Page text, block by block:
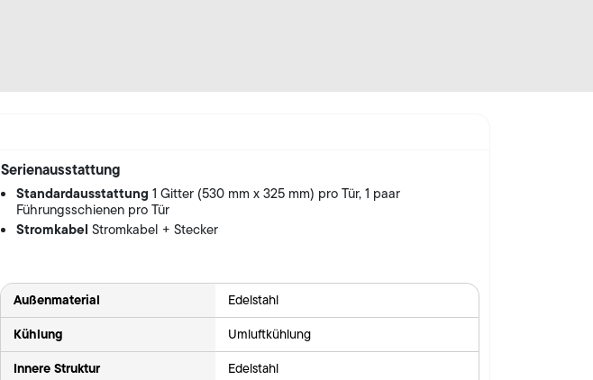
Serienausstattung
Standardausstattung1 Gitter (530 mm x 325 mm) pro Tür, 1 paar
Führungsschienen pro Tür
StromkabelStromkabel + Stecker
Außenmaterial Edelstahl
Kühlung Umluftkühlung
Innere Struktur Edelstahl